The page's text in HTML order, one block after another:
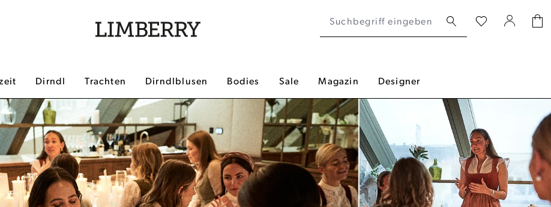
Dirndl Trachten Dirndlblusen Bodies Sale Magazin Designer